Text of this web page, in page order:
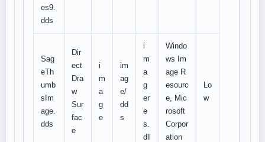
es9.
dds
Sag
eTh
umb
sIm
age.
dds
Dir
ect
Dra
w
Sur
fac
e
i
m
a
g
e
im
ag
e/
dd
s
i
m
a
g
er
e
s.
dll
Windo
ws Im
age R
esourc
e, Mic
rosoft
Corpor
ation
Lo
w